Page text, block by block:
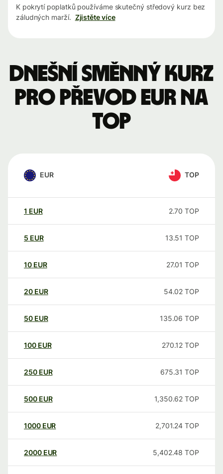
K pokrytí poplatků používáme skutečný středový kurz bez
záludných marží. Zjistěte více
Dnešní směnný kurz
pro převod EUR na
TOP
EUR TOP
1 EUR 2.70 TOP
5 EUR 13.51 TOP
10 EUR 27.01 TOP
20 EUR 54.02 TOP
50 EUR 135.06 TOP
100 EUR 270.12 TOP
250 EUR 675.31 TOP
500 EUR 1,350.62 TOP
1000 EUR 2,701.24 TOP
2000 EUR 5,402.48 TOP